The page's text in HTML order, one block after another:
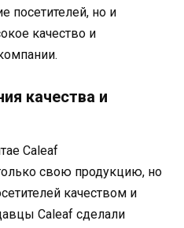
посетителей, но и
качество и
качества и
Caleaf
свою продукцию, но
качеством и
Caleaf сделали